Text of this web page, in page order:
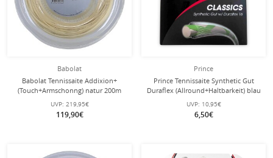
Babolat
Babolat Tennissaite Addixion+
(Touch+Armschonng) natur 200m
Rolle
UVP: 219,95€
119,90€
Prince
Prince Tennissaite Synthetic Gut
Duraflex (Allround+Haltbarkeit) blau
12m Set
UVP: 10,95€
6,50€